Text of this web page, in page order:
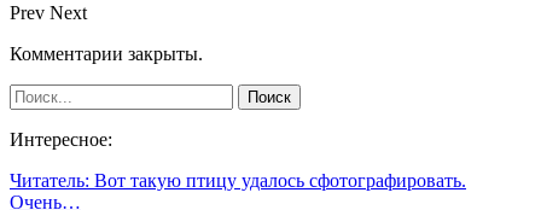
Prev Next
Комментарии закрыты.
Интересное:
Читатель: Вот такую птицу удалось сфотографировать.
Очень…